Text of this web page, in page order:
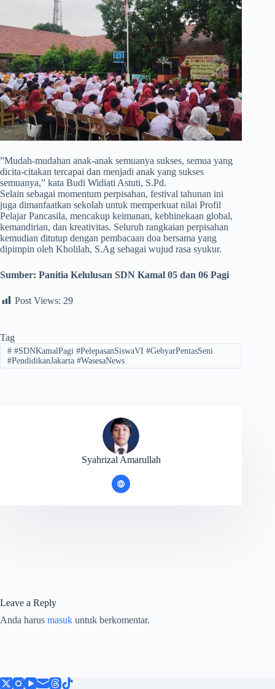
​”Mudah-mudahan anak-anak semuanya sukses, semua yang
dicita-citakan tercapai dan menjadi anak yang sukses
semuanya,” kata Budi Widiati Astuti, S.Pd.
Selain sebagai momentum perpisahan, festival tahunan ini
juga dimanfaatkan sekolah untuk memperkuat nilai Profil
Pelajar Pancasila, mencakup keimanan, kebhinekaan global,
kemandirian, dan kreativitas. Seluruh rangkaian perpisahan
kemudian ditutup dengan pembacaan doa bersama yang
dipimpin oleh Kholilah, S.Ag sebagai wujud rasa syukur.
Sumber: Panitia Kelulusan SDN Kamal 05 dan 06 Pagi
Post Views: 29
Tag
##SDNKamalPagi #PelepasanSiswaVI #GebyarPentasSeni
#PendidikanJakarta #WasesaNews
Syahrizal Amarullah
Leave a Reply
Anda harus masuk untuk berkomentar.